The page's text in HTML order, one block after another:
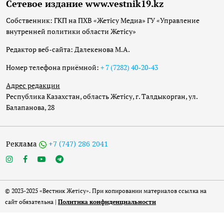
Сетевое издание www.vestnik19.kz
Собственник: ГКП на ПХВ «Жетісу Медиа» ГУ «Управление
внутренней политики области Жетісу»
Редактор веб-сайта: Далекенова М.А.
Номер телефона приёмной: + 7 (7282) 40-20-43
Адрес редакции
Республика Казахстан, область Жетісу, г. Талдыкорган, ул.
Балапанова, 28
Реклама +7 (747) 286 2041
© 2023-2025 «Вестник Жетісу». При копировании материалов ссылка на
сайт обязательна | Политика конфиденциальности